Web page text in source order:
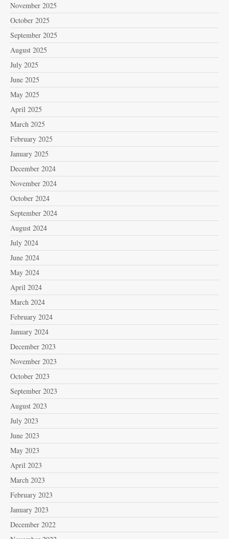
November 2025
October 2025
September 2025
August 2025
July 2025
June 2025
May 2025
April 2025
March 2025
February 2025
January 2025
December 2024
November 2024
October 2024
September 2024
August 2024
July 2024
June 2024
May 2024
April 2024
March 2024
February 2024
January 2024
December 2023
November 2023
October 2023
September 2023
August 2023
July 2023
June 2023
May 2023
April 2023
March 2023
February 2023
January 2023
December 2022